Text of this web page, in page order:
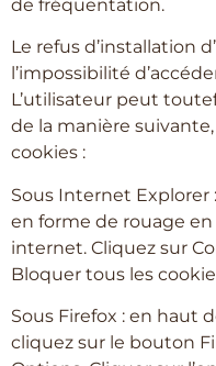
de fréquentation.
Le refus d’installation
l’impossibilité
L’utilisateur peut
de la manière
cookies :
Sous Internet
en forme de rouage
internet. Cliquez sur
Bloquer tous les
Sous Firefox : en haut
cliquez sur le bouton